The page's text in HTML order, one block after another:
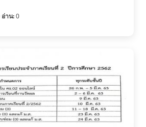
อ่าน:0